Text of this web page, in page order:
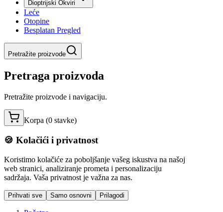
Dioptrijski Okviri
Leće
Otopine
Besplatan Pregled
Pretražite proizvode
Pretraga proizvoda
Pretražite proizvode i navigaciju.
Korpa (0 stavke)
🍪 Kolačići i privatnost
Koristimo kolačiće za poboljšanje vašeg iskustva na našoj
web stranici, analiziranje prometa i personalizaciju
sadržaja. Vaša privatnost je važna za nas.
Prihvati sve Samo osnovni Prilagodi